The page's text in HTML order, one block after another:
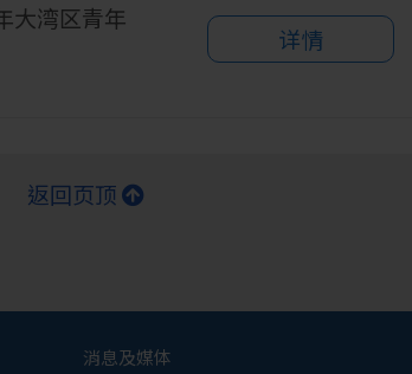
大湾区青年
详情
返回页顶
消息及媒体